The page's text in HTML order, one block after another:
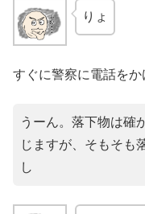
りょ
すぐに警察に電話をか
うーん。落下物は確
じますが、そもそも
し